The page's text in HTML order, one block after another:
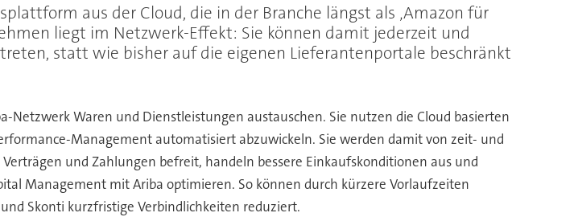
aus der Cloud, die in der Branche längst als ‚Amazon für
liegt im Netzwerk-Effekt: Sie können damit jederzeit und
statt wie bisher auf die eigenen Lieferantenportale beschränkt
Netzwerk Waren und Dienstleistungen austauschen. Sie nutzen die Cloud basierten
Management automatisiert abzuwickeln. Sie werden damit von zeit- und
und Zahlungen befreit, handeln bessere Einkaufskonditionen aus und
Management mit Ariba optimieren. So können durch kürzere Vorlaufzeiten
Skonti kurzfristige Verbindlichkeiten reduziert.